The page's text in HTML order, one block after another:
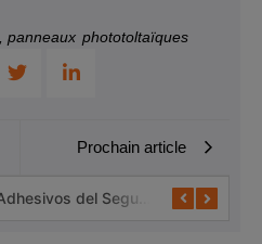
panneaux phototoltaïques
Prochain article